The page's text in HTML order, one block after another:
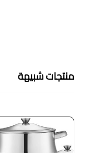
منتجات شبيهة